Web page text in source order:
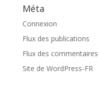
Méta
Connexion
Flux des publications
Flux des commentaires
Site de WordPress-FR